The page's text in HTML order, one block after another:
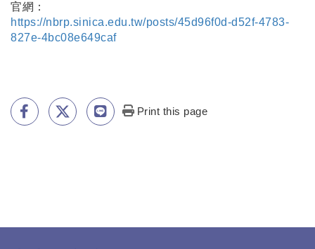
官網：
https://nbrp.sinica.edu.tw/posts/45d96f0d-d52f-4783-
827e-4bc08e649caf
Print this page